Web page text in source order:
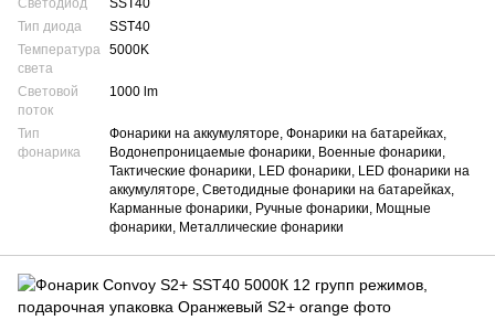
Светодиод
SST40
Тип диода
SST40
Температура
света
5000K
Световой
поток
1000 lm
Тип
фонарика
Фонарики на аккумуляторе, Фонарики на батарейках,
Водонепроницаемые фонарики, Военные фонарики,
Тактические фонарики, LED фонарики, LED фонарики на
аккумуляторе, Светодидные фонарики на батарейках,
Карманные фонарики, Ручные фонарики, Мощные
фонарики, Металлические фонарики